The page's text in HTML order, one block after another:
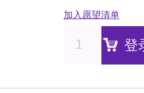
加入愿望清单
登